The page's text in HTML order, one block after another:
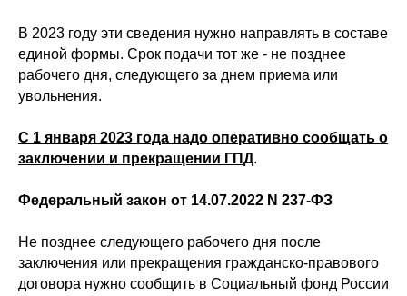
В 2023 году эти сведения нужно направлять в составе
единой формы. Срок подачи тот же - не позднее
рабочего дня, следующего за днем приема или
увольнения.
С 1 января 2023 года надо оперативно сообщать о
заключении и прекращении ГПД.
Федеральный закон от 14.07.2022 N 237-ФЗ
Не позднее следующего рабочего дня после
заключения или прекращения гражданско-правового
договора нужно сообщить в Социальный фонд России